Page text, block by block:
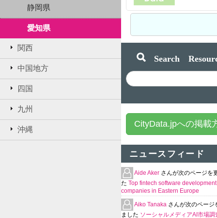
静岡県
愛知県
関西
中国地方
四国
九州
沖縄
Search
CityData.jpへの掲載
ニュースフィード
Aide Aker さんが次のページを
た Top fintech software development
companies in Eastern Europe
Aiko Tanaka さんが次のページ
ました ソーシャルメディアAI市場調